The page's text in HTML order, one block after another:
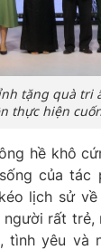
tặng quà tri
thực hiện
hề khô
của tác
lịch sử
rất trẻ,
tình yêu và